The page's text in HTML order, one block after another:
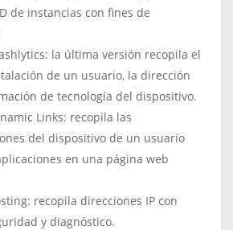
de instancias con fines de
la última versión recopila el
de un usuario, la dirección
de tecnología del dispositivo.
Links: recopila las
del dispositivo de un usuario
en una página web
recopila direcciones IP con
y diagnóstico.